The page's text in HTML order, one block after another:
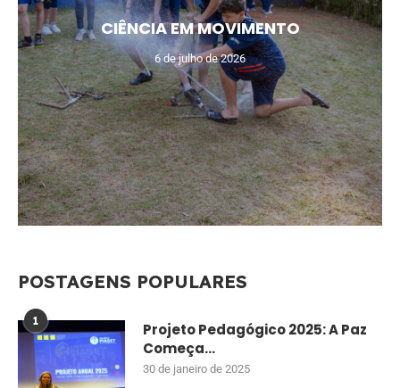
CIÊNCIA EM MOVIMENTO
6 de julho de 2026
POSTAGENS POPULARES
1
Projeto Pedagógico 2025: A Paz
Começa...
30 de janeiro de 2025